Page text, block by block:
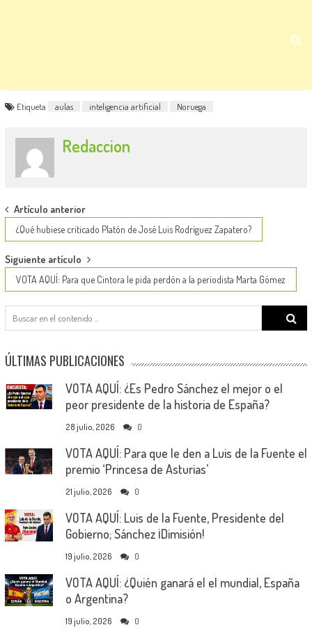
Etiqueta aulas inteligencia artificial Noruega
Redaccion
Post
navigation
Artículo anterior
¿Qué hubiese criticado Platón de José Luis Rodríguez Zapatero?
Siguiente artículo
VOTA AQUÍ: Para que Cintora le pida perdón a la periodista Marta Gómez
Search
for:
ÚLTIMAS PUBLICACIONES
VOTA AQUÍ: ¿Es Pedro Sánchez el mejor o el
peor presidente de la historia de España?
28 julio, 2026 0
VOTA AQUÍ: Para que le den a Luis de la Fuente el
premio ‘Princesa de Asturias’
21 julio, 2026 0
VOTA AQUÍ: Luis de la Fuente, Presidente del
Gobierno; Sánchez ¡Dimisión!
19 julio, 2026 0
VOTA AQUÍ: ¿Quién ganará el el mundial, España
o Argentina?
19 julio, 2026 0